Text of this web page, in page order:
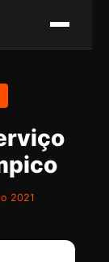
2021